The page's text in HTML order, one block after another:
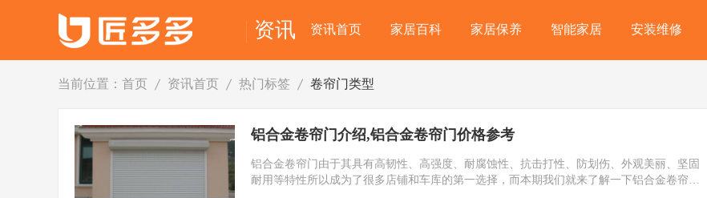
资讯 资讯首页 家居百科 家居保养 智能家居 安装维修
当前位置： 首页 资讯首页 热门标签 卷帘门类型
铝合金卷帘门介绍,铝合金卷帘门价格参考
铝合金卷帘门由于其具有高韧性、高强度、耐腐蚀性、抗击打性、防划伤、外观美丽、坚固
耐用等特性所以成为了很多店铺和车库的第一选择，而本期我们就来了解一下铝合金卷帘门